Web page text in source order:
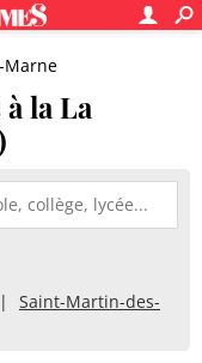
Marne
la La
Saint-Martin-des-